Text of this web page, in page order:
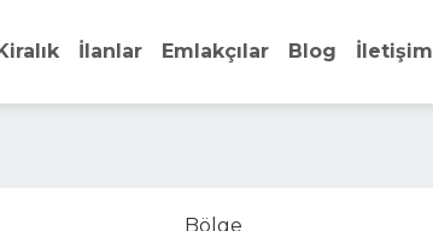
İlanlar Emlakçılar Blog İletişim
Bölge